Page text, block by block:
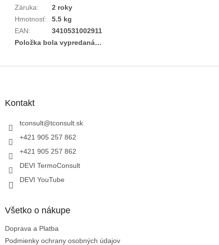
Záruka:
2 roky
Hmotnosť:
5.5 kg
EAN:
3410531002911
Položka bola vypredaná…
Kontakt
tconsult@tconsult.sk
+421 905 257 862
+421 905 257 862
DEVI TermoConsult
DEVI YouTube
Všetko o nákupe
Doprava a Platba
Podmienky ochrany osobných údajov